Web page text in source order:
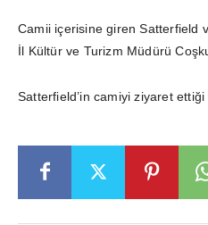
Camii içerisine giren Satterfield
İl Kültür ve Turizm Müdürü
Satterfield’in camiyi ziyaret ettiği